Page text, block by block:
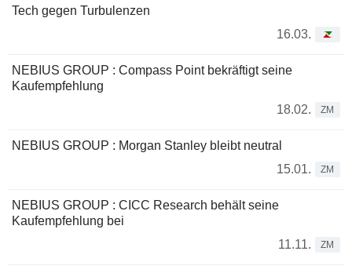
Tech gegen Turbulenzen
16.03.
NEBIUS GROUP : Compass Point bekräftigt seine
Kaufempfehlung
18.02.
ZM
NEBIUS GROUP : Morgan Stanley bleibt neutral
15.01.
ZM
NEBIUS GROUP : CICC Research behält seine
Kaufempfehlung bei
11.11.
ZM